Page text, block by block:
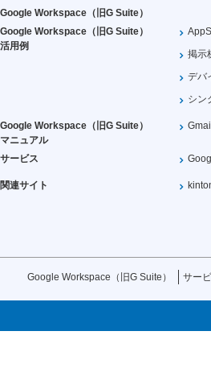
Google Workspace（旧G Suite）
Google Workspace（旧G Suite）
活用例
掲示
デバ
シン
Google Workspace（旧G Suite）
マニュアル
Gmail
サービス
関連サイト
Google Workspace（旧G Suite） サー